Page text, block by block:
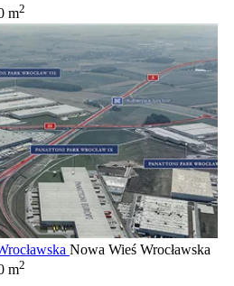
m2
Nowa Wieś Wrocławska
m2